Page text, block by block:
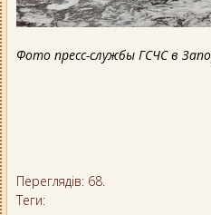
Фото пресс-службы ГСЧС в
Переглядів: 68.
Теги: